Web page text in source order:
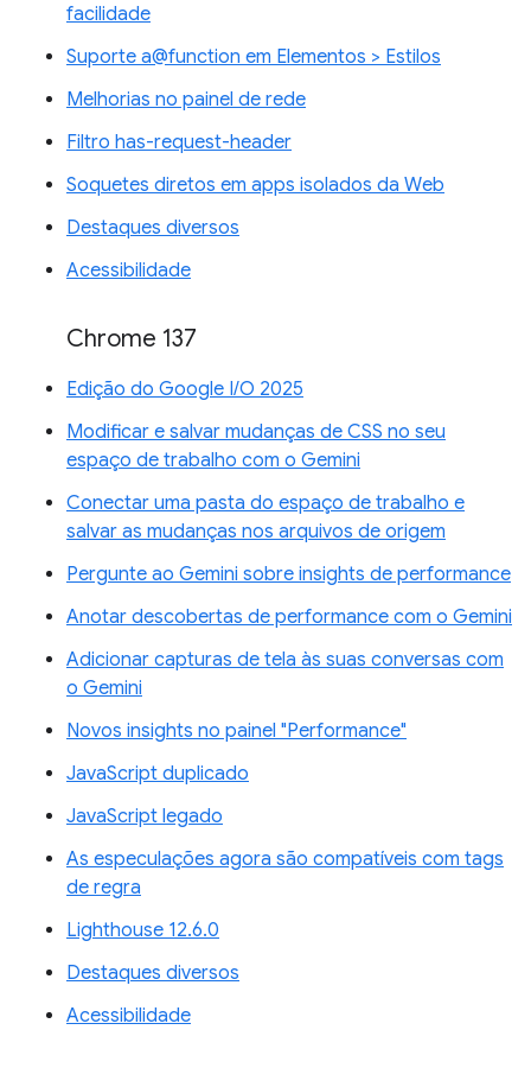
facilidade
Suporte a@function em Elementos > Estilos
Melhorias no painel de rede
Filtro has-request-header
Soquetes diretos em apps isolados da Web
Destaques diversos
Acessibilidade
Chrome 137
Edição do Google I/O 2025
Modificar e salvar mudanças de CSS no seu
espaço de trabalho com o Gemini
Conectar uma pasta do espaço de trabalho e
salvar as mudanças nos arquivos de origem
Pergunte ao Gemini sobre insights de performance
Anotar descobertas de performance com o Gemini
Adicionar capturas de tela às suas conversas com
o Gemini
Novos insights no painel "Performance"
JavaScript duplicado
JavaScript legado
As especulações agora são compatíveis com tags
de regra
Lighthouse 12.6.0
Destaques diversos
Acessibilidade